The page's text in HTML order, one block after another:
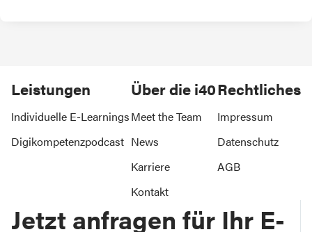
Jetzt anfragen für Ihr E-
Leistungen
Individuelle E-Learnings
Digikompetenzpodcast
Über die i40
Meet the Team
News
Karriere
Kontakt
Rechtliches
Impressum
Datenschutz
AGB